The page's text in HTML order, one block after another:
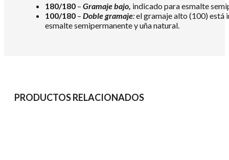
180/180 – Gramaje bajo, indicado para esmalte
100/180 – Doble gramaje:el gramaje alto (100) está
esmalte semipermanente y uña natural.
PRODUCTOS RELACIONADOS